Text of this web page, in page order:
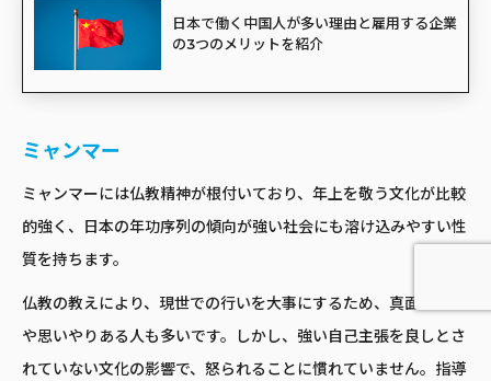
日本で働く中国人が多い理由と雇用する企業
の3つのメリットを紹介
ミャンマー
ミャンマーには仏教精神が根付いており、年上を敬う文化が比較
的強く、日本の年功序列の傾向が強い社会にも溶け込みやすい性
質を持ちます。
仏教の教えにより、現世での行いを大事にするため、真面目な人
や思いやりある人も多いです。しかし、強い自己主張を良しとさ
れていない文化の影響で、怒られることに慣れていません。指導